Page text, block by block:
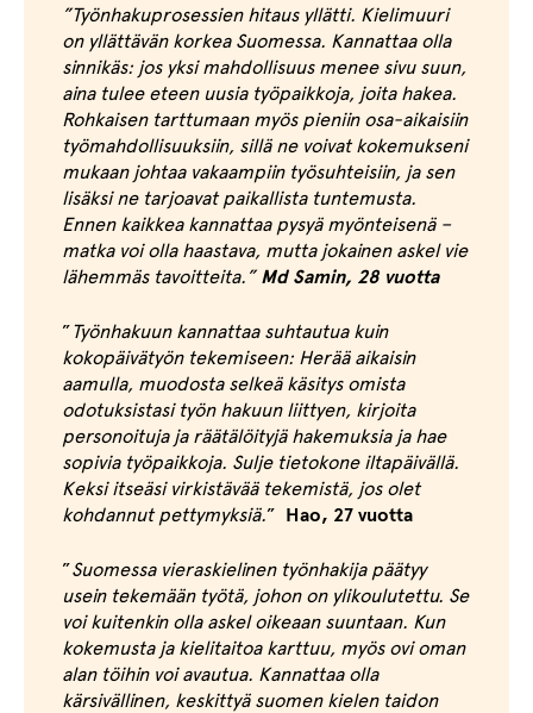
”Työnhakuprosessien hitaus yllätti. Kielimuuri
on yllättävän korkea Suomessa. Kannattaa olla
sinnikäs: jos yksi mahdollisuus menee sivu suun,
aina tulee eteen uusia työpaikkoja, joita hakea.
Rohkaisen tarttumaan myös pieniin osa-aikaisiin
työmahdollisuuksiin, sillä ne voivat kokemukseni
mukaan johtaa vakaampiin työsuhteisiin, ja sen
lisäksi ne tarjoavat paikallista tuntemusta.
Ennen kaikkea kannattaa pysyä myönteisenä –
matka voi olla haastava, mutta jokainen askel vie
lähemmäs tavoitteita.”Md Samin, 28 vuotta
”Työnhakuun kannattaa suhtautua kuin
kokopäivätyön tekemiseen: Herää aikaisin
aamulla, muodosta selkeä käsitys omista
odotuksistasi työn hakuun liittyen, kirjoita
personoituja ja räätälöityjä hakemuksia ja hae
sopivia työpaikkoja. Sulje tietokone iltapäivällä.
Keksi itseäsi virkistävää tekemistä, jos olet
kohdannut pettymyksiä.” Hao, 27 vuotta
”Suomessa vieraskielinen työnhakija päätyy
usein tekemään työtä, johon on ylikoulutettu. Se
voi kuitenkin olla askel oikeaan suuntaan. Kun
kokemusta ja kielitaitoa karttuu, myös ovi oman
alan töihin voi avautua. Kannattaa olla
kärsivällinen, keskittyä suomen kielen taidon